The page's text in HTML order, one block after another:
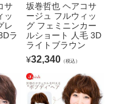
サ
ッ
レ
ラ
坂巻哲也 ヘアコサ
ージュ フルウィッ
グ フェミニンカー
ルショート 人毛 3D
ライトブラウン
¥32,340（税込）